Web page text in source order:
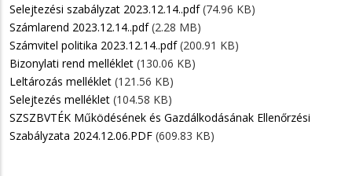
Selejtezési szabályzat 2023.12.14..pdf (74.96 KB)
Számlarend 2023.12.14..pdf (2.28 MB)
Számvitel politika 2023.12.14..pdf (200.91 KB)
Bizonylati rend melléklet (130.06 KB)
Leltározás melléklet (121.56 KB)
Selejtezés melléklet (104.58 KB)
SZSZBVTÉK Működésének és Gazdálkodásának Ellenőrzési
Szabályzata 2024.12.06.PDF (609.83 KB)